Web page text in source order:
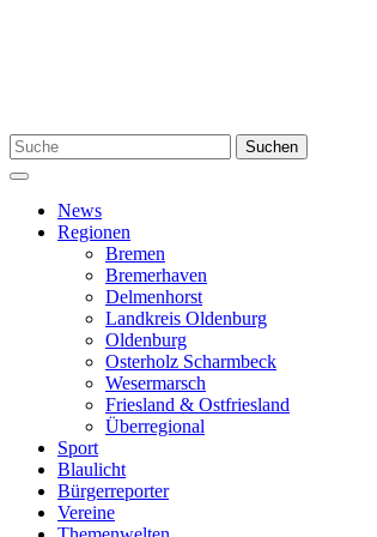
Suchen
nach:
Suchen
Menü
News
Regionen
Bremen
Bremerhaven
Delmenhorst
Landkreis Oldenburg
Oldenburg
Osterholz Scharmbeck
Wesermarsch
Friesland & Ostfriesland
Überregional
Sport
Blaulicht
Bürgerreporter
Vereine